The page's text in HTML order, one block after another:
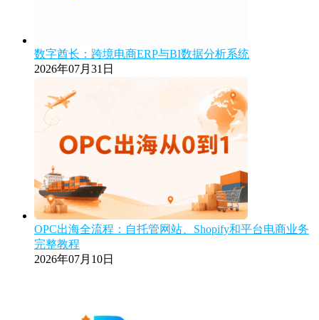
数字酋长：跨境电商ERP与BI数据分析系统
2026年07月31日
OPC出海全流程：自托管网站、Shopify和平台电商业务
完整教程
2026年07月10日